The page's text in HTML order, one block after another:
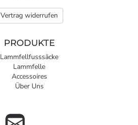
Vertrag widerrufen
PRODUKTE
Lammfellfusssäcke
Lammfelle
Accessoires
Über Uns